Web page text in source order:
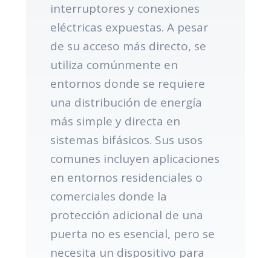
interruptores y conexiones
eléctricas expuestas. A pesar
de su acceso más directo, se
utiliza comúnmente en
entornos donde se requiere
una distribución de energía
más simple y directa en
sistemas bifásicos. Sus usos
comunes incluyen aplicaciones
en entornos residenciales o
comerciales donde la
protección adicional de una
puerta no es esencial, pero se
necesita un dispositivo para